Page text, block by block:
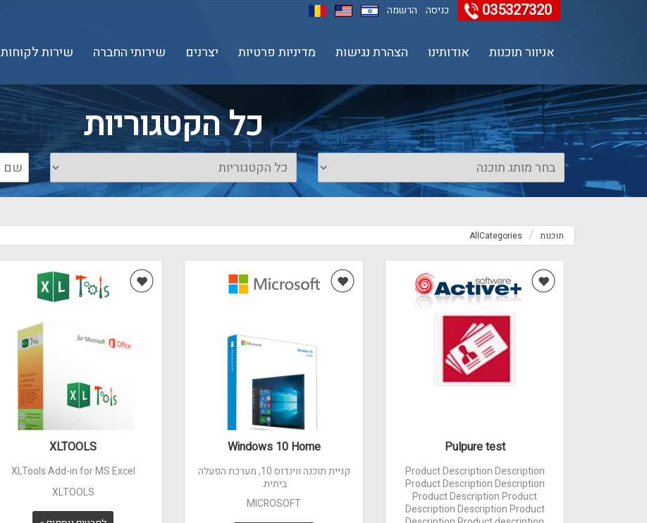
035327320 כניסה הרשמה
אניוור תוכנות אודותינו הצהרת נגישות מדיניות פרטיות יצרנים שירותי החברה שירות לקוחות
כל הקטגוריות
תוכנות AllCategories
Pulpure test
Product Description Description
Product Description Description
Product Description Product
Description Description Product
Windows 10 Home
קניית תוכנה ווינדוס 10, מערכת הפעלה
ביתית.
MICROSOFT
XLTOOLS
XLTools Add-in for MS Excel
XLTOOLS